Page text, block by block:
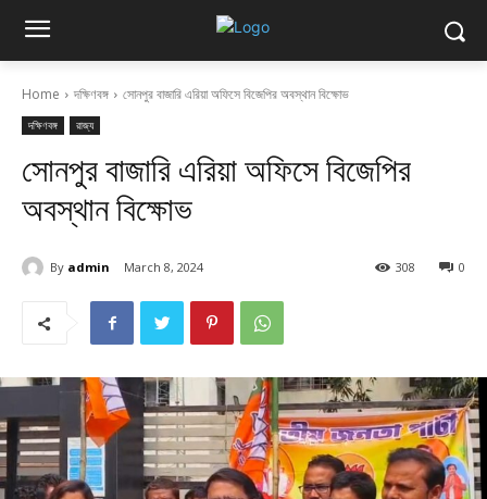
Home দক্ষিণবঙ্গ সোনপুর বাজারি এরিয়া অফিসে বিজেপির অবস্থান বিক্ষোভ
দক্ষিণবঙ্গ রাজ্য
সোনপুর বাজারি এরিয়া অফিসে বিজেপির
অবস্থান বিক্ষোভ
By admin March 8, 2024 0
308